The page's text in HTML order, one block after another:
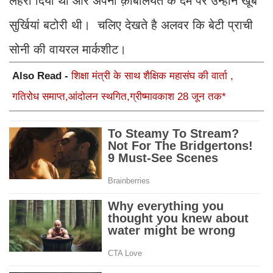
सुर्खियां बटोरी थी। चलिए देखते है अलवर कि बेटी प्राची
सोनी की वायरल मार्कशीट।
Also Read -शिक्षा मंत्री के साथ शैक्षिक महासंघ की वार्ता ,
गतिरोध समाप्त,आंदोलन स्थगित,ग्रीष्मावकाश 28 जून तक*